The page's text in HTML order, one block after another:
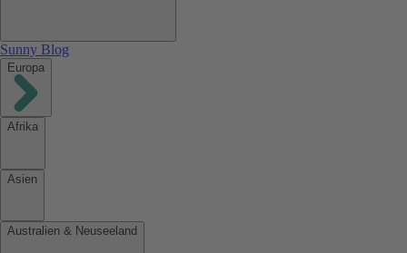
Sunny Blog
Europa
Afrika
Asien
Australien & Neuseeland